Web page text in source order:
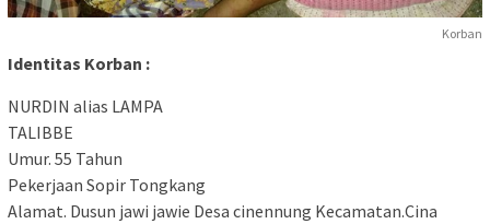
Korban
Identitas Korban :
NURDIN alias LAMPA
TALIBBE
Umur. 55 Tahun
Pekerjaan Sopir Tongkang
Alamat. Dusun jawi jawie Desa cinennung Kecamatan.Cina